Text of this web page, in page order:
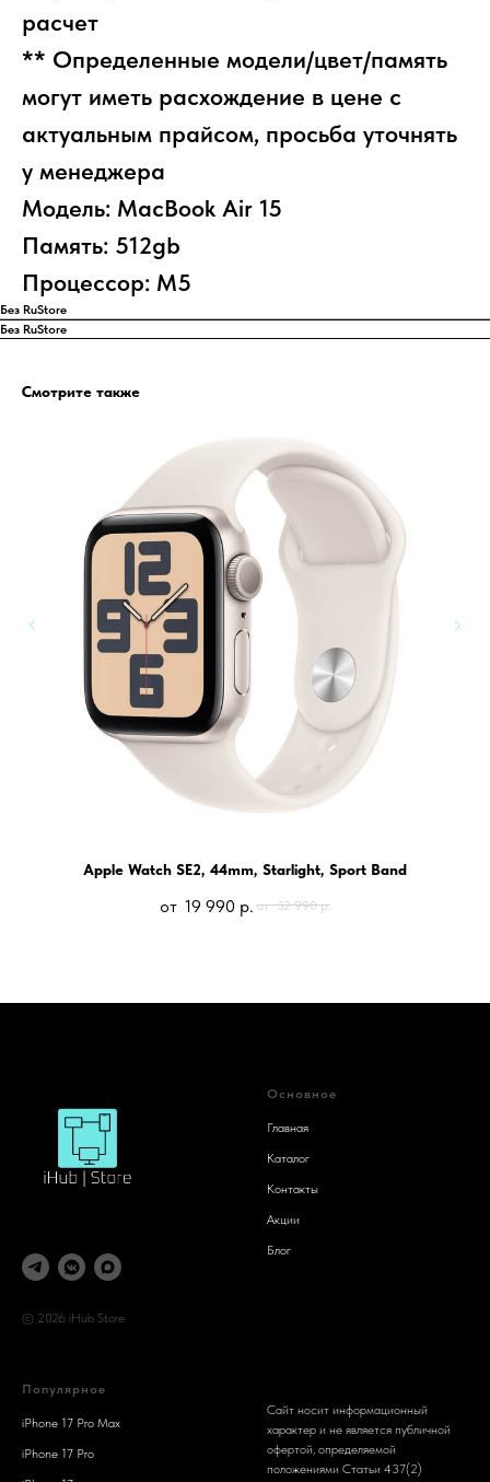
расчет
** Определенные модели/цвет/память
могут иметь расхождение в цене с
актуальным прайсом, просьба уточнять
у менеджера
Модель: MacBook Air 15
Память: 512gb
Процессор: M5
Без RuStore
Без RuStore
Смотрите также
Apple Watch SE2, 44mm, Starlight, Sport Band
19 990 р. 32 990 р.
© 2026 iHub Store
Основное
Главная
Каталог
Контакты
Акции
Блог
Популярное
iPhone 17 Pro Max
iPhone 17 Pro
Сайт носит информационный
характер и не является публичной
офертой, определяемой
положениями Статьи 437(2)